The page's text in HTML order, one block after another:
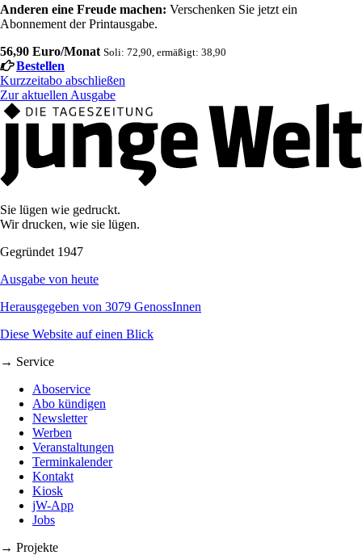
Anderen eine Freude machen: Verschenken Sie jetzt ein
Abonnement der Printausgabe.
56,90 Euro/Monat Soli: 72,90, ermäßigt: 38,90
Bestellen
Kurzzeitabo abschließen
Zur aktuellen Ausgabe
Sie lügen wie gedruckt.
Wir drucken, wie sie lügen.
Gegründet 1947
Ausgabe von heute
Herausgegeben von 3079 GenossInnen
Diese Website auf einen Blick
→ Service
Aboservice
Abo kündigen
Newsletter
Werben
Veranstaltungen
Terminkalender
Kontakt
Kiosk
jW-App
Jobs
→ Projekte